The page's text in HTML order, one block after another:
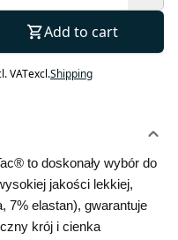
Add to cart
VATexcl.Shipping
to doskonały wybór do
jakości lekkiej,
7% elastan), gwarantuje
krój i cienka